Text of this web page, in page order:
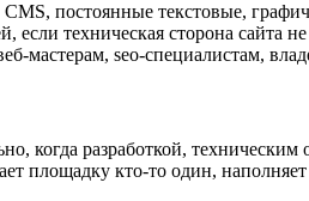
постоянные текстовые,
техническая сторона сайта
мастерам, seo-специалистам,
когда разработкой,
площадку кто-то один,